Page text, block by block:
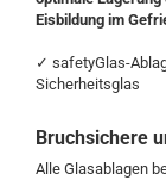
Eisbildung im
✓ safetyGlas-
Sicherheitsglas
Bruchsichere
Alle Glasablagen